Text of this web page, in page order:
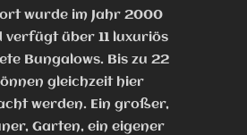
wurde im Jahr 2000
verfügt über 11 luxuriös
Bungalows. Bis zu 22
gleichzeit hier
werden. Ein großer,
Garten, ein eigener